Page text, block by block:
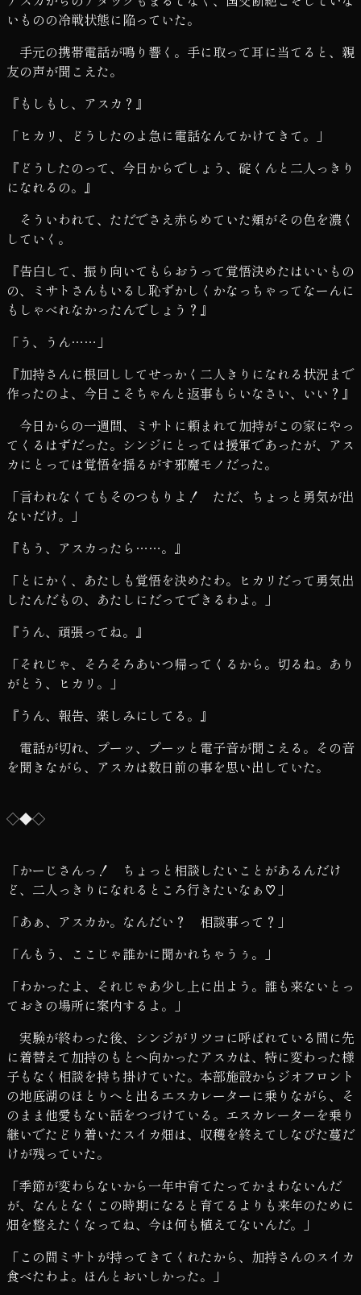
いものの冷戦状態に陥っていた。
手元の携帯電話が鳴り響く。手に取って耳に当てると、親
友の声が聞こえた。
『もしもし、アスカ？』
「ヒカリ、どうしたのよ急に電話なんてかけてきて。」
『どうしたのって、今日からでしょう、碇くんと二人っきり
になれるの。』
そういわれて、ただでさえ赤らめていた頬がその色を濃く
していく。
『告白して、振り向いてもらおうって覚悟決めたはいいもの
の、ミサトさんもいるし恥ずかしくかなっちゃってなーんに
もしゃべれなかったんでしょう？』
「う、うん……」
『加持さんに根回ししてせっかく二人きりになれる状況まで
作ったのよ、今日こそちゃんと返事もらいなさい、いい？』
今日からの一週間、ミサトに頼まれて加持がこの家にやっ
てくるはずだった。シンジにとっては援軍であったが、アス
カにとっては覚悟を揺るがす邪魔モノだった。
「言われなくてもそのつもりよ！ ただ、ちょっと勇気が出
ないだけ。」
『もう、アスカったら……。』
「とにかく、あたしも覚悟を決めたわ。ヒカリだって勇気出
したんだもの、あたしにだってできるわよ。」
『うん、頑張ってね。』
「それじゃ、そろそろあいつ帰ってくるから。切るね。あり
がとう、ヒカリ。」
『うん、報告、楽しみにしてる。』
電話が切れ、プーッ、プーッと電子音が聞こえる。その音
を聞きながら、アスカは数日前の事を思い出していた。
◇◆◇
「かーじさんっ！ ちょっと相談したいことがあるんだけ
ど、二人っきりになれるところ行きたいなぁ♡」
「あぁ、アスカか。なんだい？ 相談事って？」
「んもう、ここじゃ誰かに聞かれちゃうぅ。」
「わかったよ、それじゃあ少し上に出よう。誰も来ないとっ
ておきの場所に案内するよ。」
実験が終わった後、シンジがリツコに呼ばれている間に先
に着替えて加持のもとへ向かったアスカは、特に変わった様
子もなく相談を持ち掛けていた。本部施設からジオフロント
の地底湖のほとりへと出るエスカレーターに乗りながら、そ
のまま他愛もない話をつづけている。エスカレーターを乗り
継いでたどり着いたスイカ畑は、収穫を終えてしなびた蔓だ
けが残っていた。
「季節が変わらないから一年中育てたってかまわないんだ
が、なんとなくこの時期になると育てるよりも来年のために
畑を整えたくなってね、今は何も植えてないんだ。」
「この間ミサトが持ってきてくれたから、加持さんのスイカ
食べたわよ。ほんとおいしかった。」